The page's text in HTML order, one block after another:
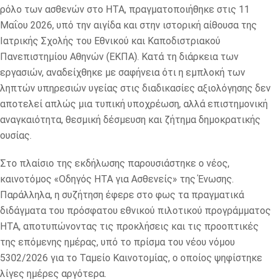
ρόλο των ασθενών στο HTA, πραγματοποιήθηκε στις 11
Μαΐου 2026, υπό την αιγίδα και στην ιστορική αίθουσα της
Ιατρικής Σχολής του Εθνικού και Καποδιστριακού
Πανεπιστημίου Αθηνών (ΕΚΠΑ). Κατά τη διάρκεια των
εργασιών, αναδείχθηκε με σαφήνεια ότι η εμπλοκή των
ληπτών υπηρεσιών υγείας στις διαδικασίες αξιολόγησης δεν
αποτελεί απλώς μια τυπική υποχρέωση, αλλά επιστημονική
αναγκαιότητα, θεσμική δέσμευση και ζήτημα δημοκρατικής
ουσίας.
Στο πλαίσιο της εκδήλωσης παρουσιάστηκε ο νέος,
καινοτόμος «Οδηγός HTA για Ασθενείς» της Ένωσης.
Παράλληλα, η συζήτηση έφερε στο φως τα πραγματικά
διδάγματα του πρόσφατου εθνικού πιλοτικού προγράμματος
HTA, αποτυπώνοντας τις προκλήσεις και τις προοπτικές
της επόμενης ημέρας, υπό το πρίσμα του νέου νόμου
5302/2026 για το Ταμείο Καινοτομίας, ο οποίος ψηφίστηκε
λίγες ημέρες αργότερα.